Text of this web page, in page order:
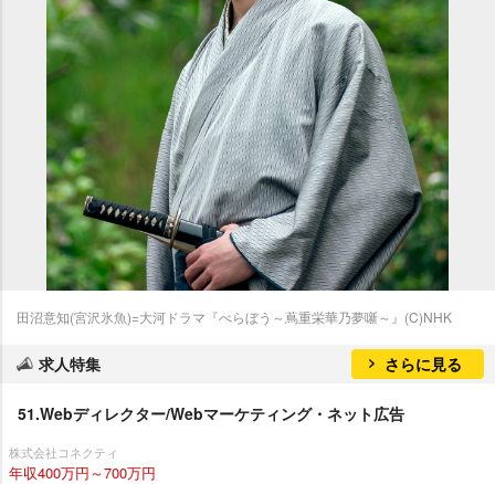
田沼意知(宮沢氷魚)=大河ドラマ『べらぼう～蔦重栄華乃夢噺～』(C)NHK
求人特集 さらに見る
51.Webディレクター/Webマーケティング・ネット広告
株式会社コネクティ
年収400万円～700万円